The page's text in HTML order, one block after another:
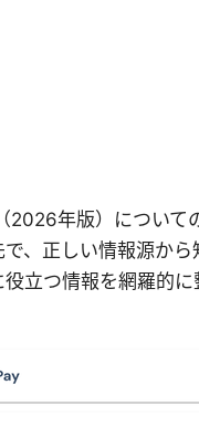
年版）について
、正しい情報源か
立つ情報を網羅的に